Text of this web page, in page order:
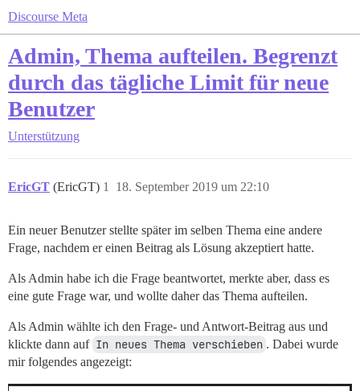
Discourse Meta
Admin, Thema aufteilen. Begrenzt
durch das tägliche Limit für neue
Benutzer
Unterstützung
EricGT (EricGT) 18. September 2019 um 22:10
1
Ein neuer Benutzer stellte später im selben Thema eine andere
Frage, nachdem er einen Beitrag als Lösung akzeptiert hatte.
Als Admin habe ich die Frage beantwortet, merkte aber, dass es
eine gute Frage war, und wollte daher das Thema aufteilen.
Als Admin wählte ich den Frage- und Antwort-Beitrag aus und
klickte dann auf In neues Thema verschieben . Dabei wurde
mir folgendes angezeigt: